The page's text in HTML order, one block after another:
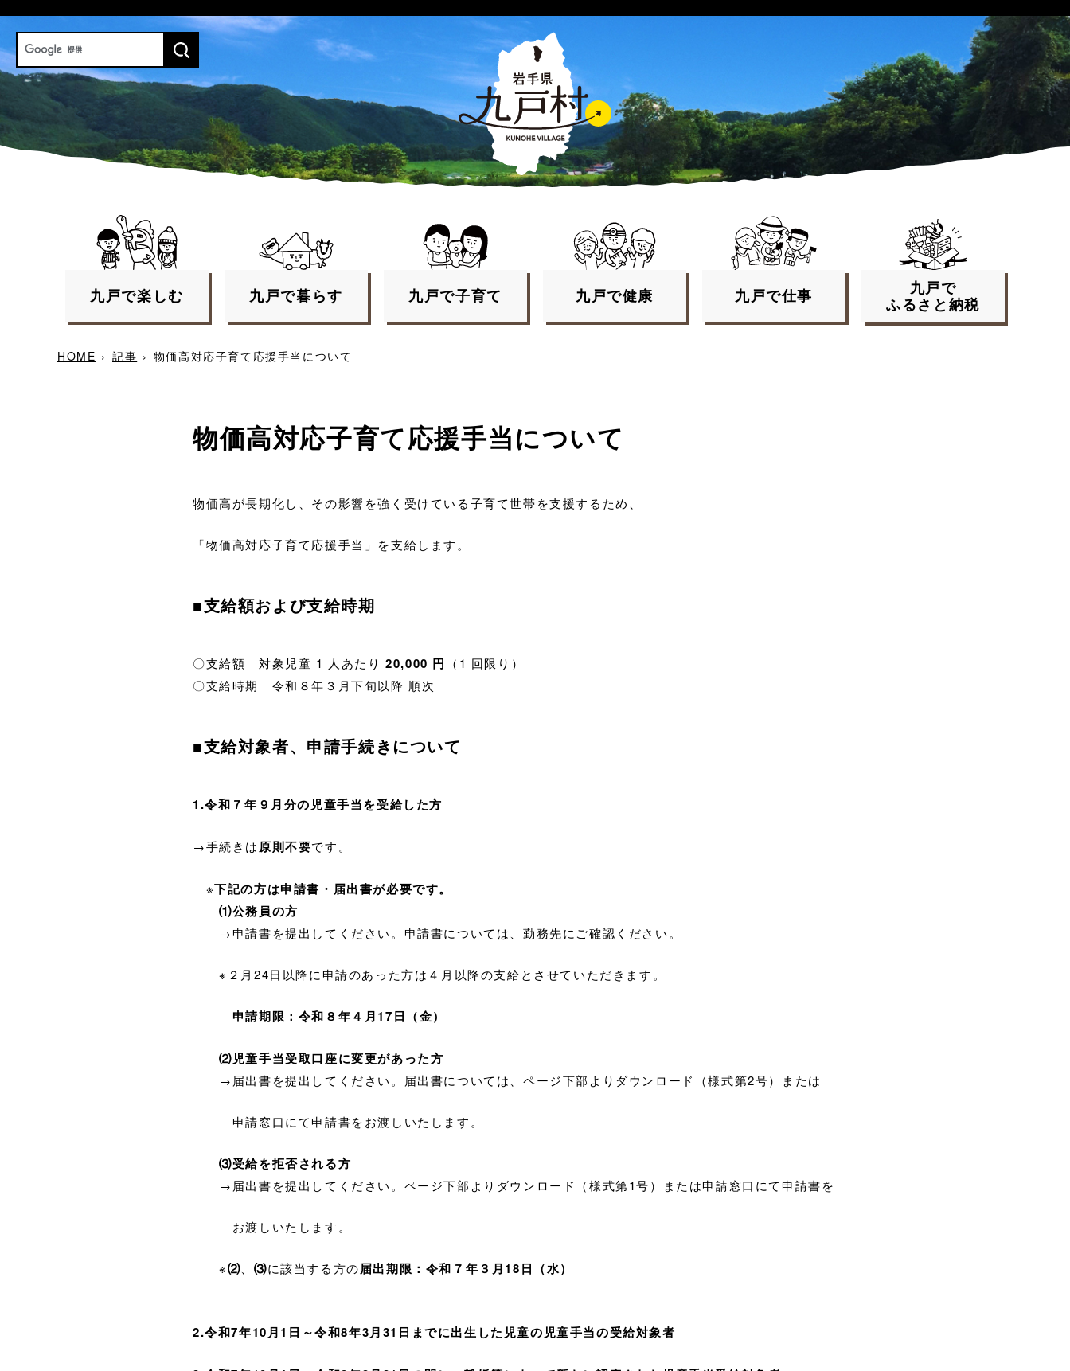
九戸で楽しむ 九戸で暮らす 九戸で子育て 九戸で健康 九戸で仕事
九戸で
ふるさと納税
HOME › 記事 › 物価高対応子育て応援手当について
物価高対応子育て応援手当について
物価高が長期化し、その影響を強く受けている子育て世帯を支援するため、
「物価高対応子育て応援手当」を支給します。
■支給額および支給時期
〇支給額 対象児童 1 人あたり20,000 円 （1 回限り）
〇支給時期 令和８年３月下旬以降 順次
■支給対象者、申請手続きについて
1.令和７年９月分の児童手当を受給した方
→手続きは原則不要です。
※下記の方は申請書・届出書が必要です。
⑴公務員の方
→申請書を提出してください。申請書については、勤務先にご確認ください。
※２月24日以降に申請のあった方は４月以降の支給とさせていただきます。
申請期限：令和８年４月17日（金）
⑵児童手当受取口座に変更があった方
→届出書を提出してください。届出書については、ページ下部よりダウンロード（様式第2号）または
申請窓口にて申請書をお渡しいたします。
⑶受給を拒否される方
→届出書を提出してください。ページ下部よりダウンロード（様式第1号）または申請窓口にて申請書を
お渡しいたします。
※⑵ 、⑶に該当する方の届出期限：令和７年３月18日（水）
2.令和7年10月1日～令和8年3月31日までに出生した児童の児童手当の受給対象者